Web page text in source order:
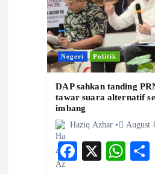
Negeri Politik
DAP sahkan tanding
tawar suara alternatif
imbang
Haziq Azhar August
F
X
W